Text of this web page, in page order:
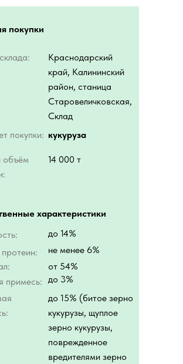
покупки
Краснодарский
край, Калининский
район, станица
Старовеличковская,
Склад
покупки: кукуруза
14 000 т
характеристики
до 14%
не менее 6%
примесь: до 3%
до 15% (битое зерно
кукурузы, щуплое
зерно кукурузы,
поврежденное
вредителями зерно
от 54%